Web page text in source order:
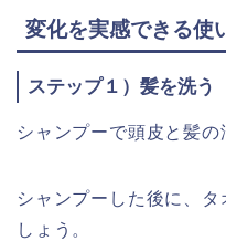
変化を実感できる使
ステップ１）髪を洗う
シャンプーで頭皮と髪の
シャンプーした後に、
しょう。